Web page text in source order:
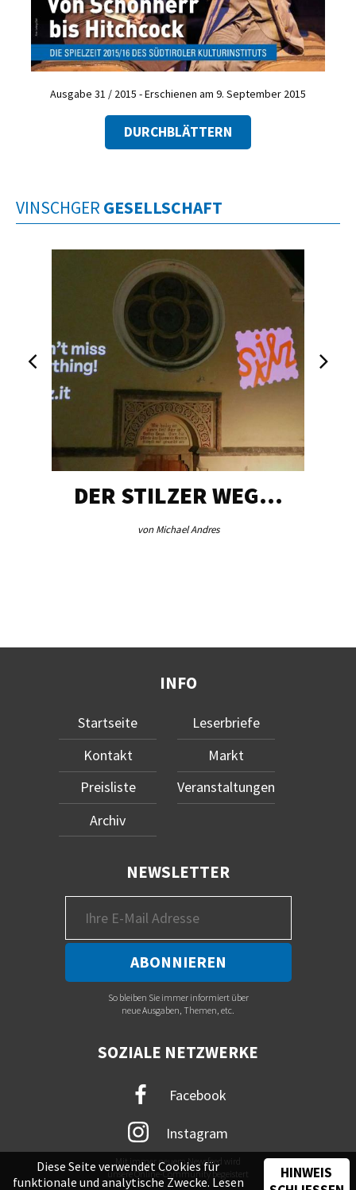
Ausgabe 31 / 2015 - Erschienen am 9. September 2015
DURCHBLÄTTERN
VINSCHGER GESELLSCHAFT
DER STILZER WEG…
von Michael Andres
INFO
Startseite
Kontakt
Preisliste
Archiv
Leserbriefe
Markt
Veranstaltungen
NEWSLETTER
So bleiben Sie immer informiert über
neue Ausgaben, Themen, etc.
SOZIALE NETZWERKE
Facebook
Instagram
Mit immer neuem Newsfeed wird
unsere Online-Community begeistert
Diese Seite verwendet Cookies für
funktionale und analytische Zwecke. Lesen
HINWEIS